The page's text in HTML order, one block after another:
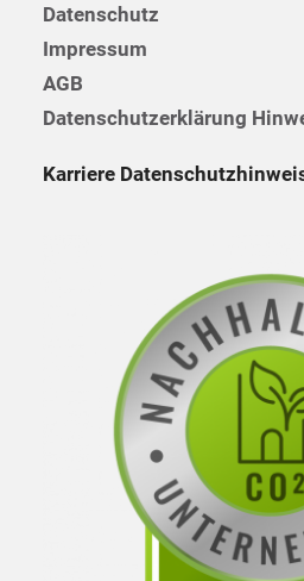
Datenschutz
Impressum
AGB
Datenschutzerklärung
Karriere